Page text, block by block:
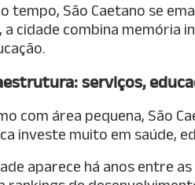
o tempo, São Caetano se
a cidade combina memória
serviços,
com área pequena, São
investe muito em saúde,
aparece há anos entre